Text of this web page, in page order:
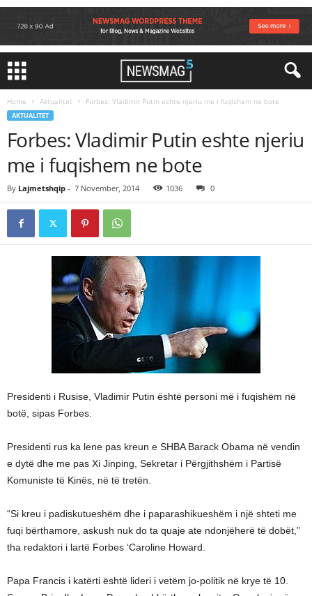
Home Aktualitet Forbes: Vladimir Putin eshte njeriu me i fuqishem ne bote
AKTUALITET
Forbes: Vladimir Putin eshte njeriu
me i fuqishem ne bote
By Lajmetshqip - 7 November, 2014 1036 0
Presidenti i Rusise, Vladimir Putin është personi më i fuqishëm në
botë, sipas Forbes.
Presidenti rus ka lene pas kreun e SHBA Barack Obama në vendin
e dytë dhe me pas Xi Jinping, Sekretar i Përgjithshëm i Partisë
Komuniste të Kinës, në të tretën.
“Si kreu i padiskutueshëm dhe i paparashikueshëm i një shteti me
fuqi bërthamore, askush nuk do ta quaje ate ndonjëherë të dobët,”
tha redaktori i lartë Forbes ‘Caroline Howard.
Papa Francis i katërti është lideri i vetëm jo-politik në krye të 10.